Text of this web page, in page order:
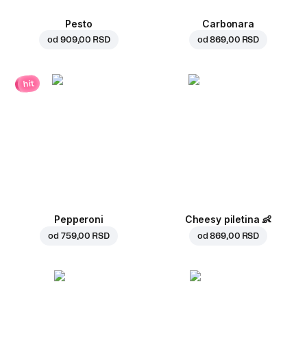
Pesto
od 909,00 RSD
Carbonara
od869,00 RSD
hit
Pepperoni
od 759,00 RSD
Cheesy piletina 👶
od869,00 RSD